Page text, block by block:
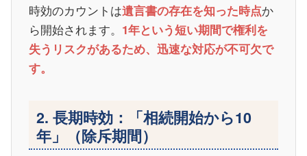
時効のカウントは遺言書の存在を知った時点か
ら開始されます。 1年という短い期間で権利を
失うリスクがあるため、迅速な対応が不可欠で
す。
2. 長期時効：「相続開始から10
年」（除斥期間）